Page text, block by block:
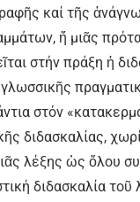
καί τῆς
ἤ μιᾶς
στήν πράξη ἡ
στόν
διδασκαλίας,
λέξης ὡς ὅλου
διδασκαλία